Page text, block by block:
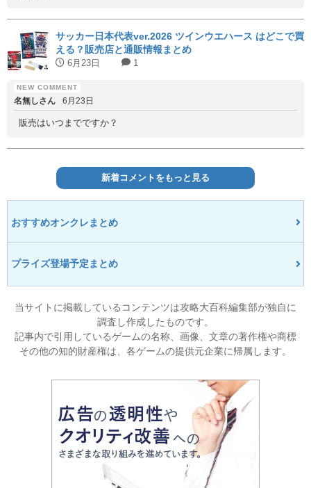
サッカー日本代表ver.2026 ツインウエハース はどこで買
える？販売店と通販情報まとめ
6月23日 1
名無しさん 6月23日
販売はいつまでですか？
新着コメントをもっと見る
おすすめオンクレまとめ
プライズ登場予定まとめ
当サイトに掲載しているコンテンツは攻略大百科編集部が独自に
調査し作成したものです。
記事内で引用しているゲームの名称、画像、文章の著作権や商標
その他の知的財産権は、各ゲームの提供元企業に帰属します。